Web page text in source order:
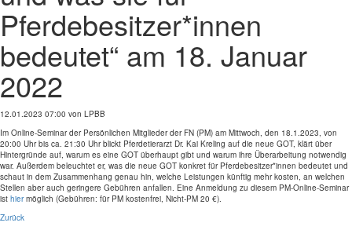
Pferdebesitzer*innen
bedeutet“ am 18. Januar
2022
12.01.2023 07:00 von LPBB
Im Online-Seminar der Persönlichen Mitglieder der FN (PM) am Mittwoch, den 18.1.2023, von
20:00 Uhr bis ca. 21:30 Uhr blickt Pferdetierarzt Dr. Kai Kreling auf die neue GOT, klärt über
Hintergründe auf, warum es eine GOT überhaupt gibt und warum ihre Überarbeitung notwendig
war. Außerdem beleuchtet er, was die neue GOT konkret für Pferdebesitzer*innen bedeutet und
schaut in dem Zusammenhang genau hin, welche Leistungen künftig mehr kosten, an welchen
Stellen aber auch geringere Gebühren anfallen. Eine Anmeldung zu diesem PM-Online-Seminar
ist hiermöglich (Gebühren: für PM kostenfrei, Nicht-PM 20 €).
Zurück